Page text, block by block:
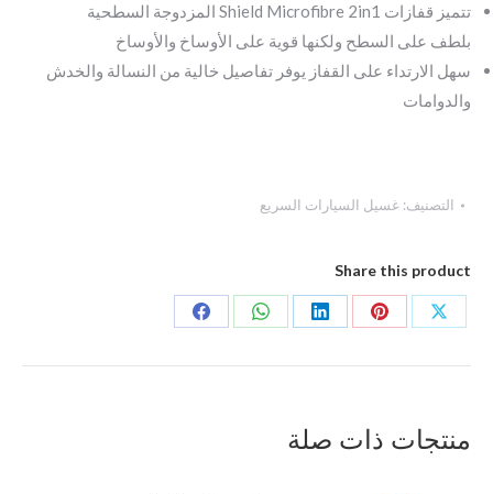
تتميز قفازات Shield Microfibre 2in1 المزدوجة السطحية
بلطف على السطح ولكنها قوية على الأوساخ والأوساخ
سهل الارتداء على القفاز يوفر تفاصيل خالية من النسالة والخدش
والدوامات
التصنيف: غسيل السيارات السريع
Share this product
Share
Share
Share
منتجات ذات صلة